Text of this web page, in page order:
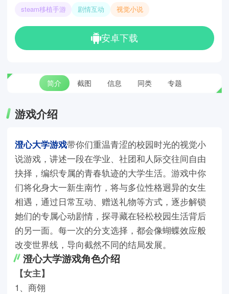
steam移植手游 剧情互动 视觉小说
安卓下载
简介 截图 信息 同类 专题
游戏介绍
澄心大学游戏带你们重温青涩的校园时光的视觉小
说游戏，讲述一段在学业、社团和人际交往间自由
抉择，编织专属的青春轨迹的大学生活。游戏中你
们将化身大一新生南竹，将与多位性格迥异的女生
相遇，通过日常互动、赠送礼物等方式，逐步解锁
她们的专属心动剧情，探寻藏在轻松校园生活背后
的另一面。每一次的分支选择，都会像蝴蝶效应般
改变世界线，导向截然不同的结局发展。
澄心大学游戏角色介绍
【女主】
1、商翎